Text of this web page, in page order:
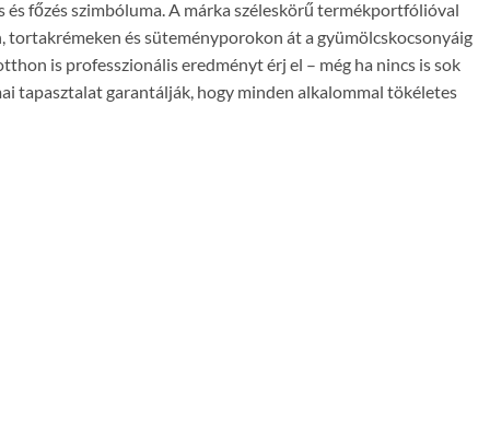
főzés szimbóluma. A márka széleskörű termékportfólióval
és süteményporokon át a gyümölcskocsonyáig
is professzionális eredményt érj el – még ha nincs is sok
tapasztalat garantálják, hogy minden alkalommal tökéletes